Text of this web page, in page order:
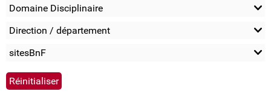
Domaine Disciplinaire
Direction / département
sitesBnF